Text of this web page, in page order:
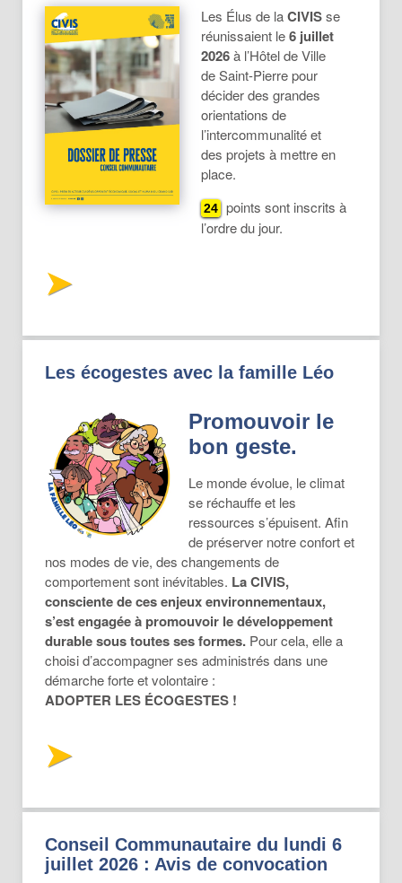
Les Élus de laCIVISse
réunissaient le6 juillet
2026à l’Hôtel de Ville
de Saint-Pierre pour
décider des grandes
orientations de
l’intercommunalité et
des projets à mettre en
place.
24 points sont inscrits à
l’ordre du jour.
Les écogestes avec la famille Léo
Promouvoir le
bon geste.
Le monde évolue, le climat
se réchauffe et les
ressources s’épuisent. Afin
de préserver notre confort et
nos modes de vie, des changements de
comportement sont inévitables. La CIVIS,
consciente de ces enjeux environnementaux,
s’est engagée à promouvoir le développement
durable sous toutes ses formes. Pour cela, elle a
choisi d’accompagner ses administrés dans une
démarche forte et volontaire :
ADOPTER LES ÉCOGESTES !
Conseil Communautaire du lundi 6
juillet 2026 : Avis de convocation